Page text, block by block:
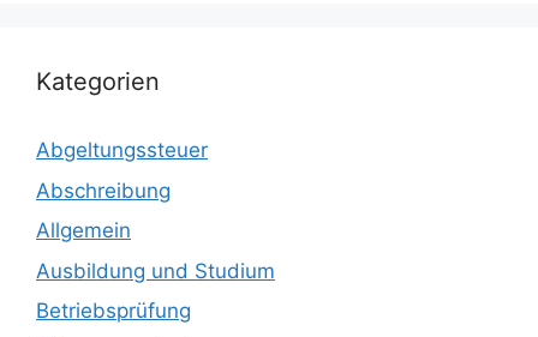
Kategorien
Abgeltungssteuer
Abschreibung
Allgemein
Ausbildung und Studium
Betriebsprüfung